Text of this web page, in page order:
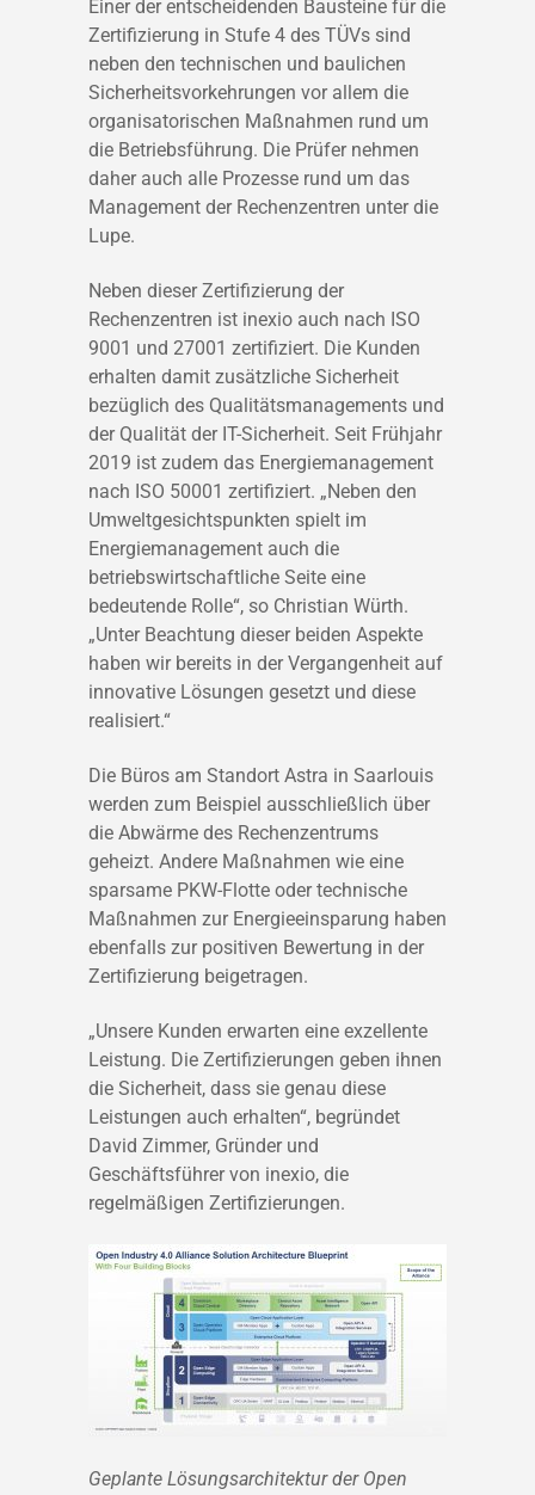
Einer der entscheidenden Bausteine für die
Zertifizierung in Stufe 4 des TÜVs sind
neben den technischen und baulichen
Sicherheitsvorkehrungen vor allem die
organisatorischen Maßnahmen rund um
die Betriebsführung. Die Prüfer nehmen
daher auch alle Prozesse rund um das
Management der Rechenzentren unter die
Lupe.
Neben dieser Zertifizierung der
Rechenzentren ist inexio auch nach ISO
9001 und 27001 zertifiziert. Die Kunden
erhalten damit zusätzliche Sicherheit
bezüglich des Qualitätsmanagements und
der Qualität der IT-Sicherheit. Seit Frühjahr
2019 ist zudem das Energiemanagement
nach ISO 50001 zertifiziert. „Neben den
Umweltgesichtspunkten spielt im
Energiemanagement auch die
betriebswirtschaftliche Seite eine
bedeutende Rolle“, so Christian Würth.
„Unter Beachtung dieser beiden Aspekte
haben wir bereits in der Vergangenheit auf
innovative Lösungen gesetzt und diese
realisiert.“
Die Büros am Standort Astra in Saarlouis
werden zum Beispiel ausschließlich über
die Abwärme des Rechenzentrums
geheizt. Andere Maßnahmen wie eine
sparsame PKW-Flotte oder technische
Maßnahmen zur Energieeinsparung haben
ebenfalls zur positiven Bewertung in der
Zertifizierung beigetragen.
„Unsere Kunden erwarten eine exzellente
Leistung. Die Zertifizierungen geben ihnen
die Sicherheit, dass sie genau diese
Leistungen auch erhalten“, begründet
David Zimmer, Gründer und
Geschäftsführer von inexio, die
regelmäßigen Zertifizierungen.
Geplante Lösungsarchitektur der Open